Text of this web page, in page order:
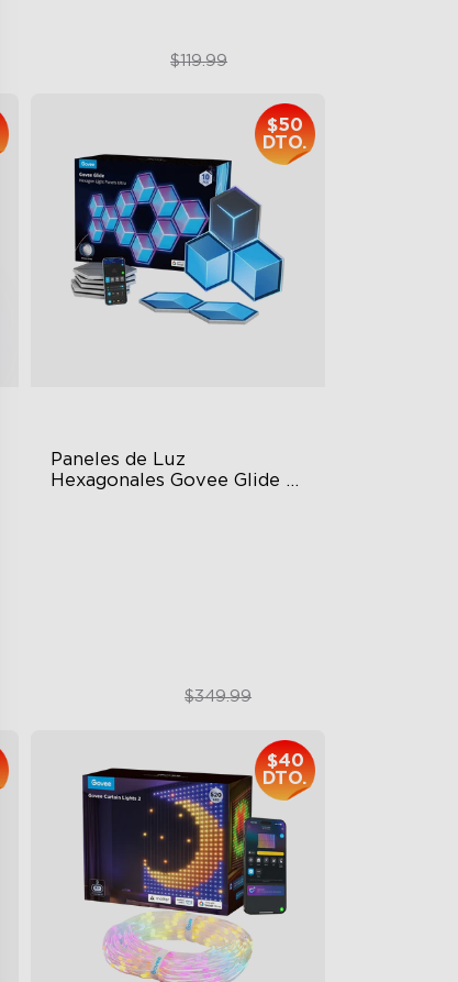
$69.99$119.99
Paneles de Luz
Hexagonales Govee Glide
$50
DTO.
$299.99$349.99
$40
DTO.